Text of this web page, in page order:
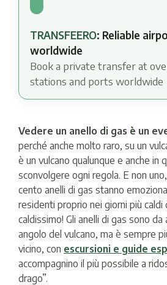
TRANSFEERO: Reliable
worldwide
Book a private transfer at
stations and ports worldwide
Vedere un anello di gas è un
perché anche molto raro, su un
è un vulcano qualunque e anche in
sconvolgere ogni regola. E non
cento anelli di gas stanno
residenti proprio nei giorni più caldi
caldissimo! Gli anelli di gas sono da
angolo del vulcano, ma è sempre
vicino, con escursioni e guide
accompagnino il più possibile a
drago”.